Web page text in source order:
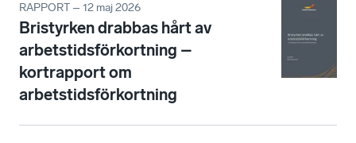
RAPPORT – 12 maj 2026
Bristyrken drabbas hårt av
arbetstidsförkortning –
kortrapport om
arbetstidsförkortning